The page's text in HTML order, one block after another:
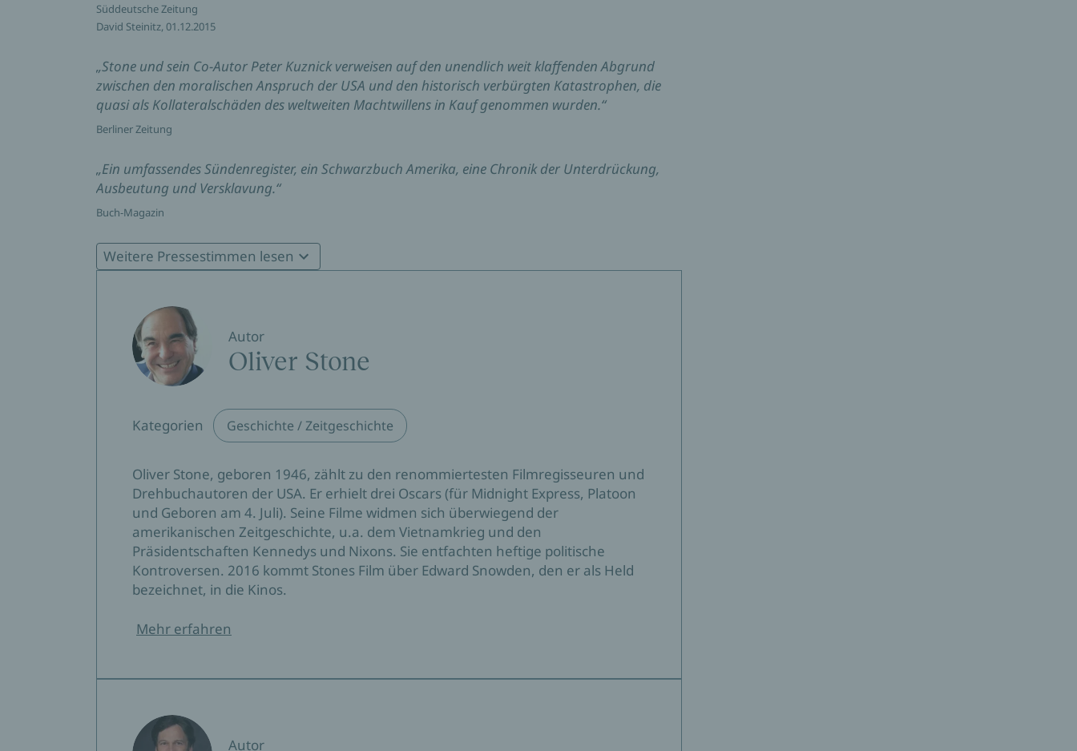
Süddeutsche Zeitung
David Steinitz, 01.12.2015
„Stone und sein Co-Autor Peter Kuznick verweisen auf den unendlich weit klaffenden Abgrund
zwischen den moralischen Anspruch der USA und den historisch verbürgten Katastrophen, die
quasi als Kollateralschäden des weltweiten Machtwillens in Kauf genommen wurden.“
Berliner Zeitung
„Ein umfassendes Sündenregister, ein Schwarzbuch Amerika, eine Chronik der Unterdrückung,
Ausbeutung und Versklavung.“
Buch-Magazin
"ein hellsichtiges 'Schwarzbuch'"
„Eine außenpolitische Abrechnung mit den vereinigten Staaten von Hollywood-Legende Oliver
Stone“
ZDF Aspekte
Weitere Pressestimmen lesen
Autor
Oliver Stone
Kategorien Geschichte / Zeitgeschichte
Oliver Stone, geboren 1946, zählt zu den renommiertesten Filmregisseuren und
Drehbuchautoren der USA. Er erhielt drei Oscars (für Midnight Express, Platoon
und Geboren am 4. Juli). Seine Filme widmen sich überwiegend der
amerikanischen Zeitgeschichte, u.a. dem Vietnamkrieg und den
Präsidentschaften Kennedys und Nixons. Sie entfachten heftige politische
Kontroversen. 2016 kommt Stones Film über Edward Snowden, den er als Held
bezeichnet, in die Kinos.
Mehr erfahren
Autor